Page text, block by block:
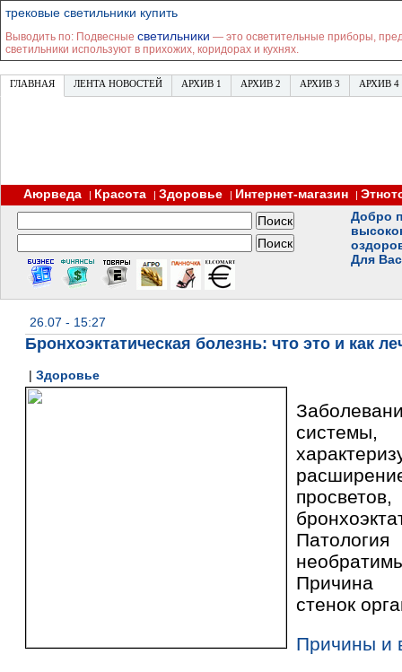
трековые светильники купить
Выводить по: Подвесные светильники — это осветительные приборы,
светильники используют в прихожих, коридорах и кухнях.
ГЛАВНАЯ ЛЕНТА НОВОСТЕЙ АРХИВ 1 АРХИВ 2 АРХИВ 3 АРХИВ 4
Аюрведа | Красота | Здоровье | Интернет-магазин |
Добро
Для
26.07 - 15:27
Бронхоэктатическая болезнь: что это и как
| Здоровье
Причина
стенок
Причины и